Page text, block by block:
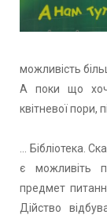
можливість
А поки що
квітневої пори,
... Бібліотека.
є можливіть
предмет
Дійство